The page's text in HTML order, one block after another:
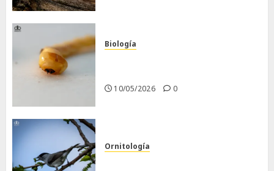
Biología
10/05/2026 0
Ornitología